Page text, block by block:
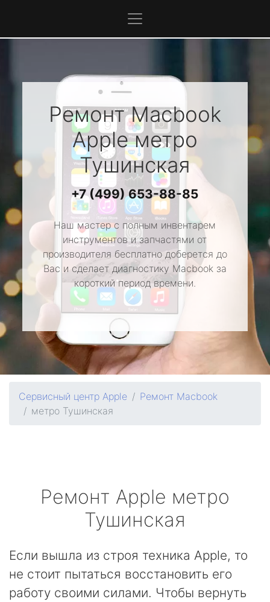
Ремонт Macbook
Appleметро
Тушинская
+7 (499) 653-88-85
Наш мастер с полным инвентарем
инструментов и запчастями от
производителя бесплатно доберется до
Вас и сделает диагностику Macbook за
короткий период времени.
Сервисный центр Apple
Ремонт Macbook
метро Тушинская
Ремонт Apple метро
Тушинская
Если вышла из строя техника Apple, то
не стоит пытаться восстановить его
работу своими силами. Чтобы вернуть